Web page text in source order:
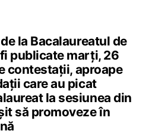
la Bacalaureatul de
publicate marți, 26
contestații, aproape
care au picat
la sesiunea din
să promoveze în